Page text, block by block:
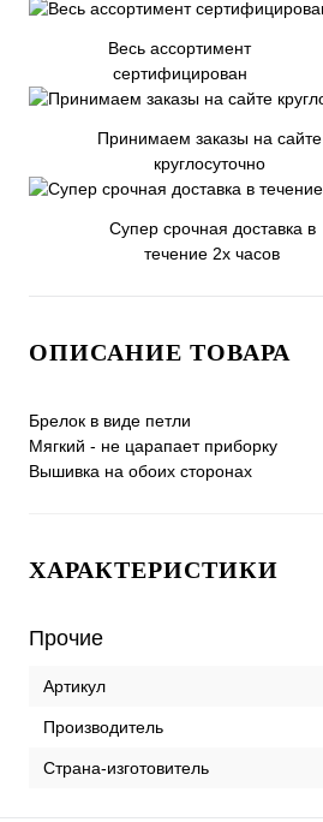
Весь ассортимент
сертифицирован
Принимаем заказы на сайте
круглосуточно
Супер срочная доставка в
течение 2х часов
ОПИСАНИЕ ТОВАРА
Брелок в виде петли
Мягкий - не царапает приборку
Вышивка на обоих сторонах
ХАРАКТЕРИСТИКИ
Прочие
Артикул
Производитель
Страна-изготовитель